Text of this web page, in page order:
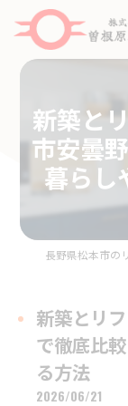
新築と
市安曇
暮らし
新築とリ
で徹底比
る方法
2026/06/21